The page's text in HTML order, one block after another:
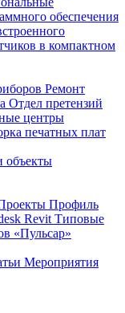
обеспечения
в компактном
Ремонт
Отдел претензий
центры
печатных плат
объекты
Профиль
Revit Типовые
«Пульсар»
Мероприятия